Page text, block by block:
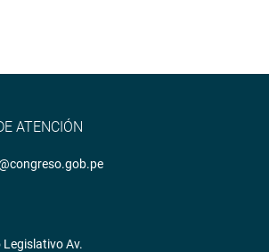
ATENCIÓN
Legislativo Av.